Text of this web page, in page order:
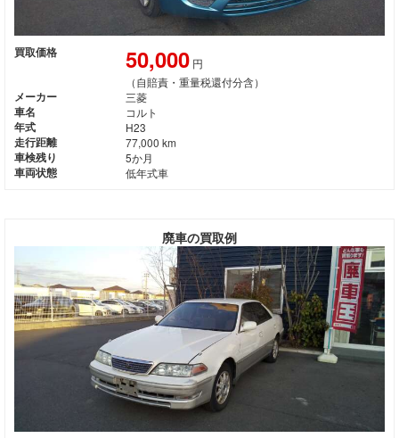
買取価格 50,000円
（自賠責・重量税還付分含）
メーカー
三菱
車名
コルト
年式
H23
走行距離
77,000 km
車検残り
5か月
車両状態
低年式車
廃車の買取例